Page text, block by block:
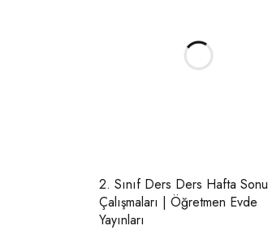
2. Sınıf Ders Ders Hafta Sonu
Çalışmaları | Öğretmen Evde
Yayınları